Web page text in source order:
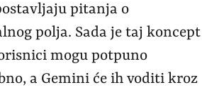
pitanja o
polja. Sada je taj koncept
mogu potpuno
a Gemini će ih voditi kroz